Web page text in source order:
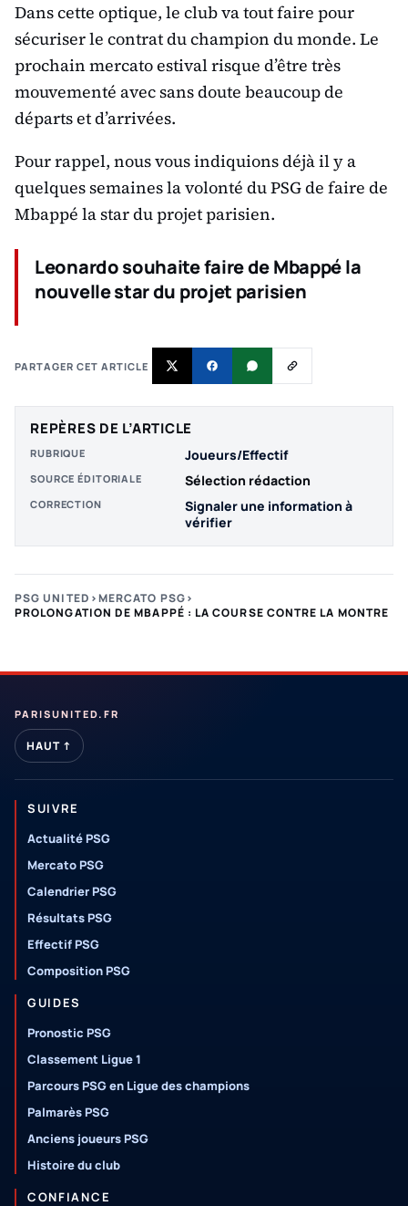
Dans cette optique, le club va tout faire pour
sécuriser le contrat du champion du monde. Le
prochain mercato estival risque d’être très
mouvementé avec sans doute beaucoup de
départs et d’arrivées.
Pour rappel, nous vous indiquions déjà il y a
quelques semaines la volonté du PSG de faire de
Mbappé la star du projet parisien.
Leonardo souhaite faire de Mbappé la
nouvelle star du projet parisien
PARTAGER CET ARTICLE
REPÈRES DE L’ARTICLE
RUBRIQUE Joueurs/Effectif
SOURCE ÉDITORIALE Sélection rédaction
CORRECTION
Signaler une information à
vérifier
PSG UNITED ›MERCATO PSG›
PROLONGATION DE MBAPPÉ : LA COURSE CONTRE LA MONTRE
PARISUNITED.FR
HAUT ↑
SUIVRE
Actualité PSG
Mercato PSG
Calendrier PSG
Résultats PSG
Effectif PSG
Composition PSG
GUIDES
Pronostic PSG
Classement Ligue 1
Parcours PSG en Ligue des champions
Palmarès PSG
Anciens joueurs PSG
Histoire du club
CONFIANCE